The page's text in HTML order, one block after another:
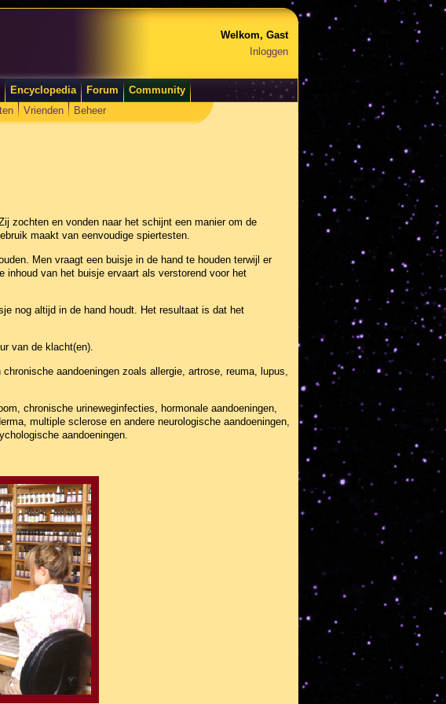
Welkom, Gast
Inloggen
Encyclopedia Forum
Community
Vrienden Beheer
zochten en vonden naar het schijnt een manier om de
maakt van eenvoudige spiertesten.
Men vraagt een buisje in de hand te houden terwijl er
van het buisje ervaart als verstorend voor het
nog altijd in de hand houdt. Het resultaat is dat het
van de klacht(en).
aandoeningen zoals allergie, artrose, reuma, lupus,
chronische urineweginfecties, hormonale aandoeningen,
multiple sclerose en andere neurologische aandoeningen,
aandoeningen.